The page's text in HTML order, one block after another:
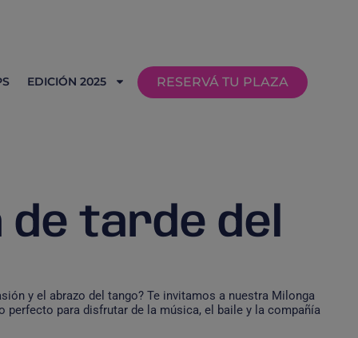
EDICIÓN 2025 RESERVÁ TU PLAZA
de tarde del
y el abrazo del tango? Te invitamos a nuestra Milonga
perfecto para disfrutar de la música, el baile y la compañía